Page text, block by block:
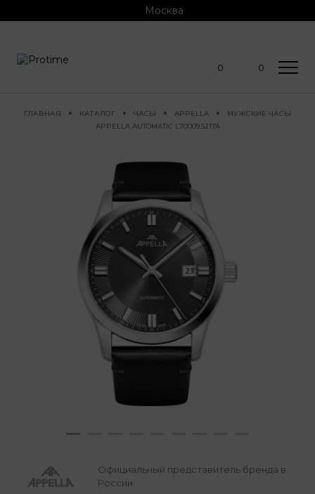
Москва
0 0
ГЛАВНАЯ КАТАЛОГ ЧАСЫ APPELLA
МУЖСКИЕ ЧАСЫ
APPELLA AUTOMATIC L70009.5217A
Официальный представитель бренда в
России